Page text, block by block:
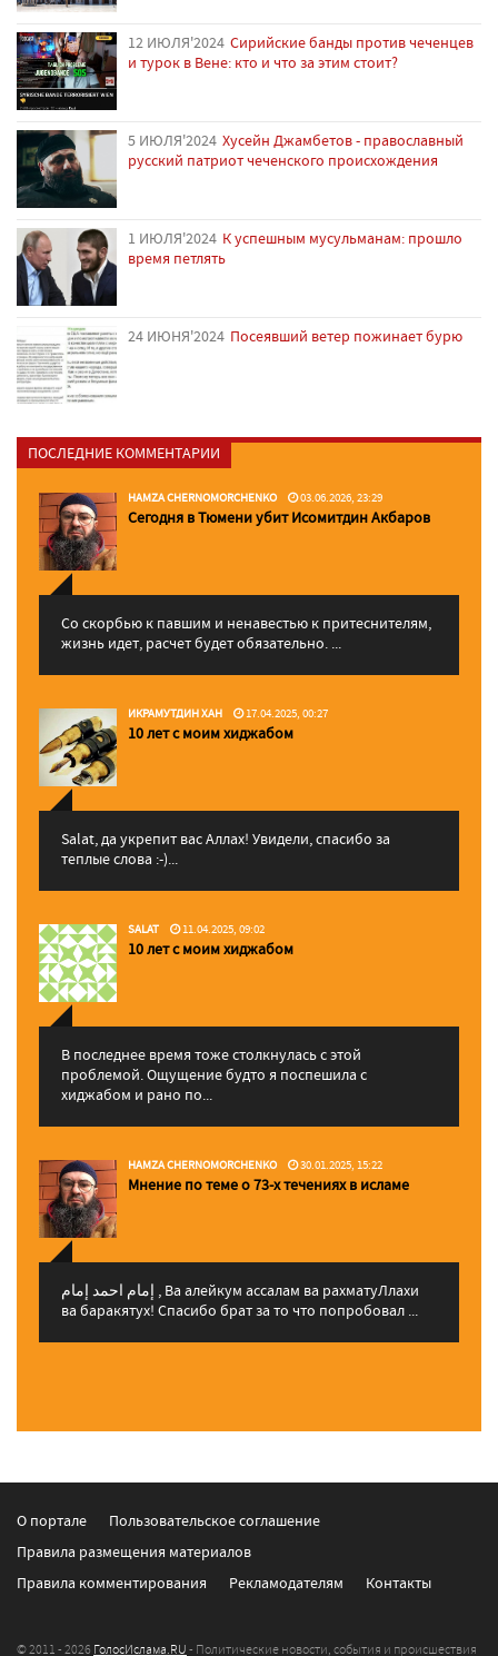
12 ИЮЛЯ'2024 Сирийские банды против чеченцев
и турок в Вене: кто и что за этим стоит?
5 ИЮЛЯ'2024 Хусейн Джамбетов - православный
русский патриот чеченского происхождения
1 ИЮЛЯ'2024 К успешным мусульманам: прошло
время петлять
24 ИЮНЯ'2024 Посеявший ветер пожинает бурю
ПОСЛЕДНИЕ КОММЕНТАРИИ
HAMZA CHERNOMORCHENKO 03.06.2026, 23:29
Сегодня в Тюмени убит Исомитдин Акбаров
Со скорбью к павшим и ненавестью к притеснителям,
жизнь идет, расчет будет обязательно. ...
ИКРАМУТДИН ХАН 17.04.2025, 00:27
10 лет с моим хиджабом
Salat, да укрепит вас Аллаx! Увидели, спасибо за
теплые слова :-)...
SALAT 11.04.2025, 09:02
10 лет с моим хиджабом
В последнее время тоже столкнулась с этой
проблемой. Ощущение будто я поспешила с
хиджабом и рано по...
HAMZA CHERNOMORCHENKO 30.01.2025, 15:22
Мнение по теме о 73-х течениях в исламе
إمام احمد إمام , Ва алейкум ассалам ва рахматуЛлахи
ва баракятух! Спасибо брат за то что попробовал ...
О портале
Пользовательское соглашение
Правила размещения материалов
Правила комментирования
Рекламодателям Контакты
© 2011 - 2026 ГолосИслама.RU - Политические новости, события и происшествия